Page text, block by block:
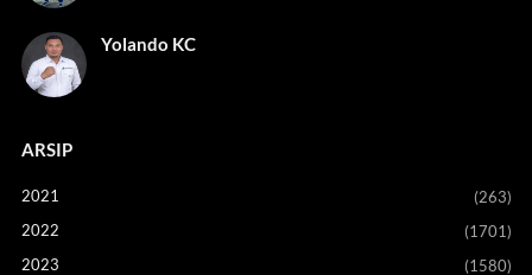
Yolando KC
ARSIP
2021
(263)
2022
(1701)
2023
(1580)